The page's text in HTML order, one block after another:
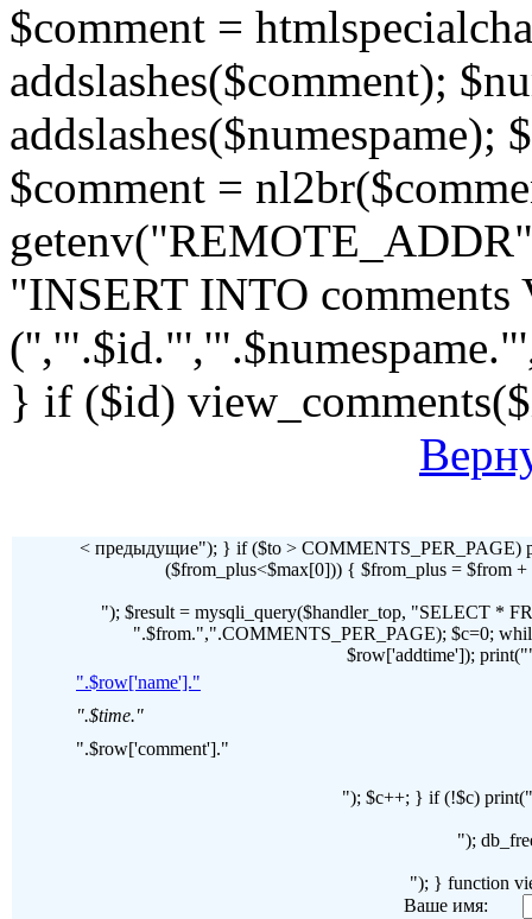
$comment =
addslashes($comment);
addslashes($numespame);
$comment =
"INSERT INTO comments
} if ($id)
< предыдущие"); } if ($to > COMMENTS_PER_PAGE)
($from_plus<$max[0])) { $from_plus = $from
"); $result = mysqli_query($handler_top, "SELECT *
".$from.",".COMMENTS_PER_PAGE); $c=0;
$row['addtime']);
".$row['name']."
".$time."
".$row['comment']."
"); $c++; } if (!$c)
");
"); } function
Ваше имя: